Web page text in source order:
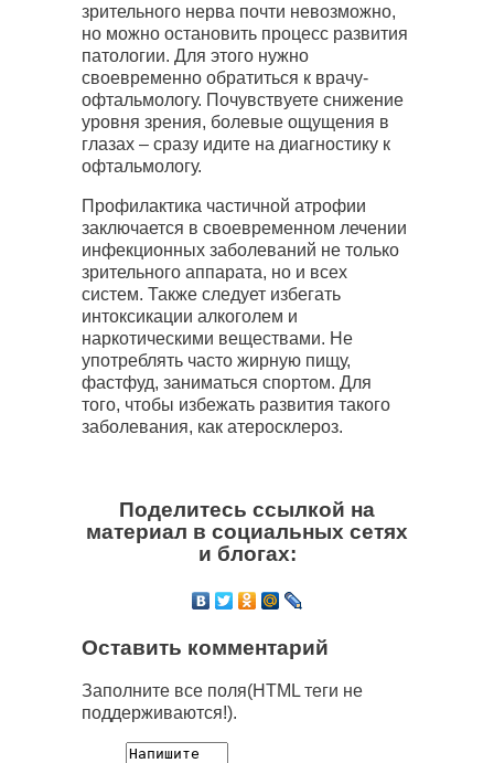
зрительного нерва почти невозможно,
но можно остановить процесс развития
патологии. Для этого нужно
своевременно обратиться к врачу-
офтальмологу. Почувствуете снижение
уровня зрения, болевые ощущения в
глазах – сразу идите на диагностику к
офтальмологу.
Профилактика частичной атрофии
заключается в своевременном лечении
инфекционных заболеваний не только
зрительного аппарата, но и всех
систем. Также следует избегать
интоксикации алкоголем и
наркотическими веществами. Не
употреблять часто жирную пищу,
фастфуд, заниматься спортом. Для
того, чтобы избежать развития такого
заболевания, как атеросклероз.
Поделитесь ссылкой на
материал в социальных сетях
и блогах:
Оставить комментарий
Заполните все поля(HTML теги не
поддерживаются!).